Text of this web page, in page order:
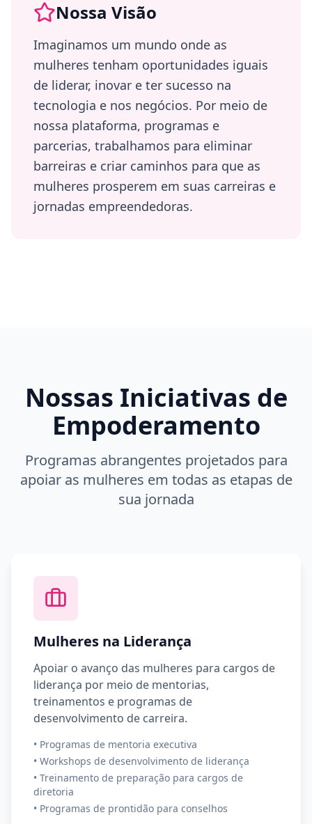
Nossa Visão
Imaginamos um mundo onde as
mulheres tenham oportunidades iguais
de liderar, inovar e ter sucesso na
tecnologia e nos negócios. Por meio de
nossa plataforma, programas e
parcerias, trabalhamos para eliminar
barreiras e criar caminhos para que as
mulheres prosperem em suas carreiras e
jornadas empreendedoras.
Nossas Iniciativas de
Empoderamento
Programas abrangentes projetados para
apoiar as mulheres em todas as etapas de
sua jornada
Mulheres na Liderança
Apoiar o avanço das mulheres para cargos de
liderança por meio de mentorias,
treinamentos e programas de
desenvolvimento de carreira.
• Programas de mentoria executiva
• Workshops de desenvolvimento de liderança
• Treinamento de preparação para cargos de
diretoria
• Programas de prontidão para conselhos